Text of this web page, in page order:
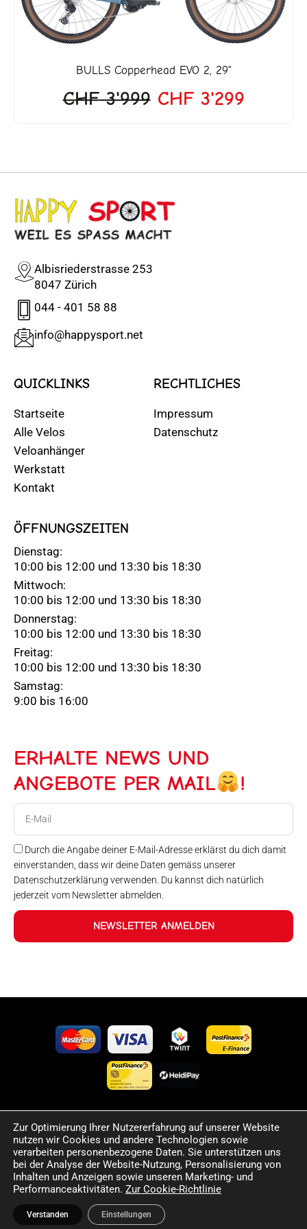
BULLSCopperhead EVO 2, 29"
CHF3'999 CHF3'299
Albisriederstrasse 253
8047 Zürich
044 - 401 58 88
info@happysport.net
QUICKLINKS
Startseite
Alle Velos
Veloanhänger
Werkstatt
Kontakt
RECHTLICHES
Impressum
Datenschutz
ÖFFNUNGSZEITEN
Dienstag:
10:00 bis 12:00 und 13:30 bis 18:30
Mittwoch:
10:00 bis 12:00 und 13:30 bis 18:30
Donnerstag:
10:00 bis 12:00 und 13:30 bis 18:30
Freitag:
10:00 bis 12:00 und 13:30 bis 18:30
Samstag:
9:00 bis 16:00
ERHALTE NEWS UND
ANGEBOTE PER MAIL
!
Durch die Angabe deiner E-Mail-Adresse erklärst du dich damit
einverstanden, dass wir deine Daten gemäss unserer
Datenschutzerklärung verwenden. Du kannst dich natürlich
jederzeit vom Newsletter abmelden.
NEWSLETTER ANMELDEN
©2024 Happy Sport. Alle auf dieser Website angegebenen
Preise und Informationen sind unverbindlich und können
Fehler sowie Irrtümer enthalten. Wir behalten uns das Recht
vor, jederzeit Änderungen vorzunehmen. Für die Richtigkeit
und Aktualität der bereitgestellten Informationen
übernehmen wir keine Haftung.
Zur Optimierung Ihrer Nutzererfahrung auf unserer Website
nutzen wir Cookies und andere Technologien sowie
verarbeiten personenbezogene Daten. Sie unterstützen uns
bei der Analyse der Website-Nutzung, Personalisierung von
Inhalten und Anzeigen sowie unseren Marketing- und
Performanceaktivitäten. Zur Cookie-Richtlinie
Verstanden Einstellungen